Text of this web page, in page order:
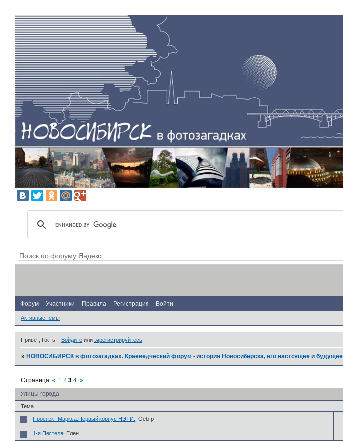
Форум Участники Правила Регистрация Войти
Активные темы
Привет, Гость! Войдитеили зарегистрируйтесь.
»НОВОСИБИРСК в фотозагадках. Краеведческий форум - история Новосибирска, его настоящее и будущее
Улицы города
Страница:« 1 2 3 4 »
Тема
Проспект Маркса.Первый корпус НЭТИ. Gelo p
1-я Пестеля Елен